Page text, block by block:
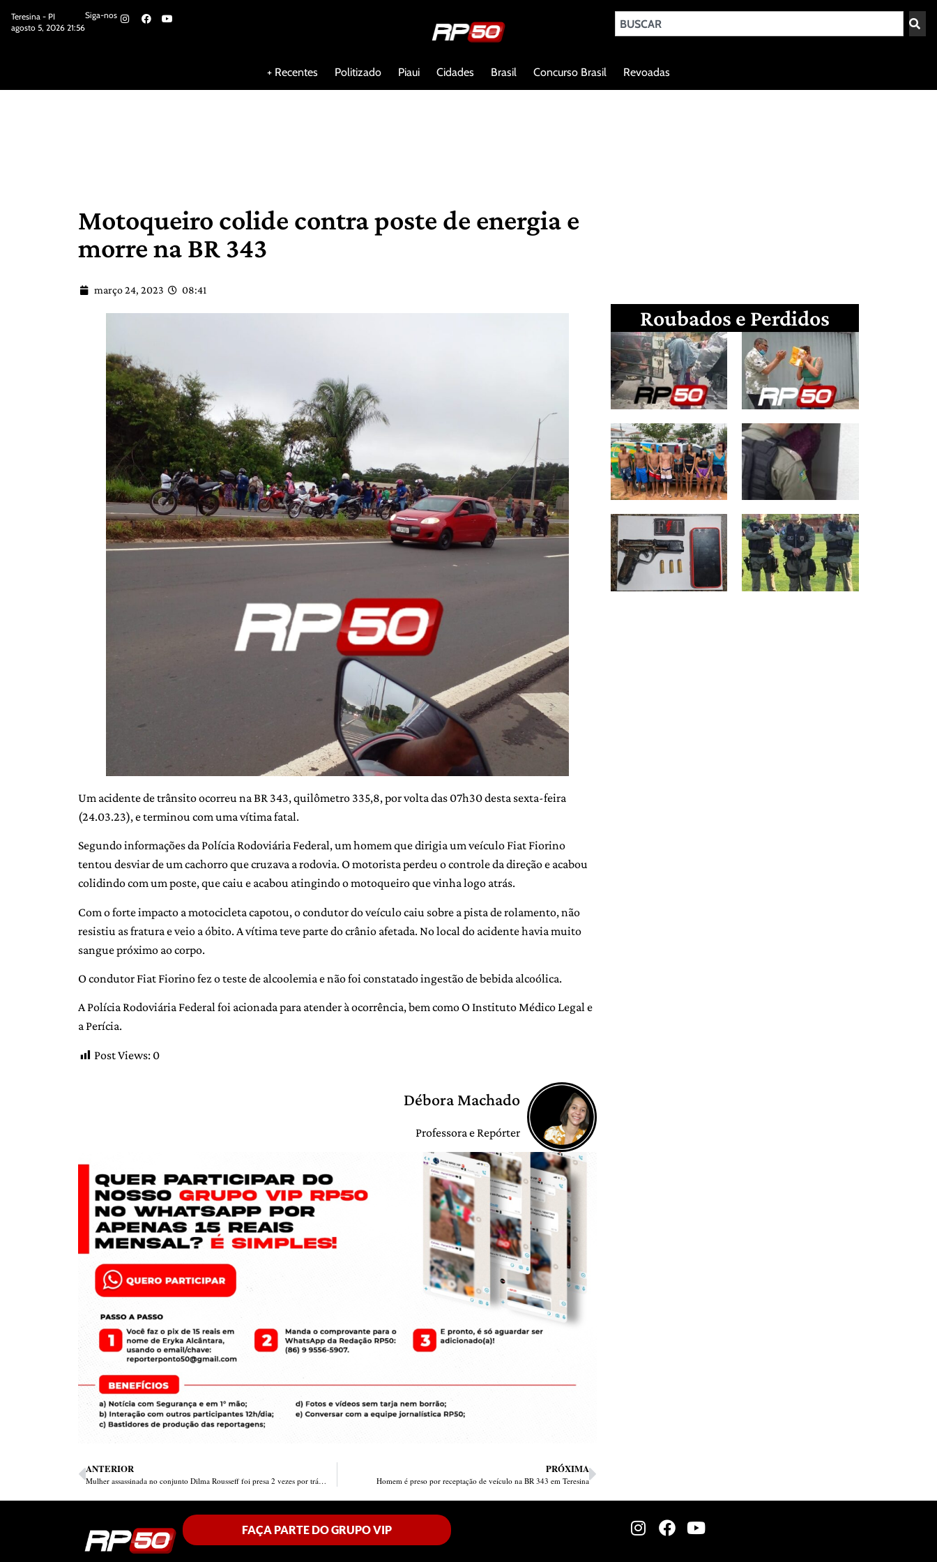
Teresina - PI
agosto 5, 2026 21:56
Siga-nos
+ Recentes Politizado Piaui Cidades Brasil Concurso Brasil Revoadas
Motoqueiro colide contra poste de energia e
morre na BR 343
março 24, 2023 08:41
Um acidente de trânsito ocorreu na BR 343, quilômetro 335,8, por volta das 07h30 desta sexta-feira
(24.03.23), e terminou com uma vítima fatal.
Segundo informações da Polícia Rodoviária Federal, um homem que dirigia um veículo Fiat Fiorino
tentou desviar de um cachorro que cruzava a rodovia. O motorista perdeu o controle da direção e acabou
colidindo com um poste, que caiu e acabou atingindo o motoqueiro que vinha logo atrás.
Com o forte impacto a motocicleta capotou, o condutor do veículo caiu sobre a pista de rolamento, não
resistiu as fratura e veio a óbito. A vítima teve parte do crânio afetada. No local do acidente havia muito
sangue próximo ao corpo.
O condutor Fiat Fiorino fez o teste de alcoolemia e não foi constatado ingestão de bebida alcoólica.
A Polícia Rodoviária Federal foi acionada para atender à ocorrência, bem como O Instituto Médico Legal e
a Perícia.
Post Views: 0
Débora Machado
Professora e Repórter
ANTERIOR
Mulher assassinada no conjunto Dilma Rousseff foi presa 2 vezes por tráfico
PRÓXIMA
Homem é preso por receptação de veículo na BR 343 em Teresina
Roubados e Perdidos
FAÇA PARTE DO GRUPO VIP